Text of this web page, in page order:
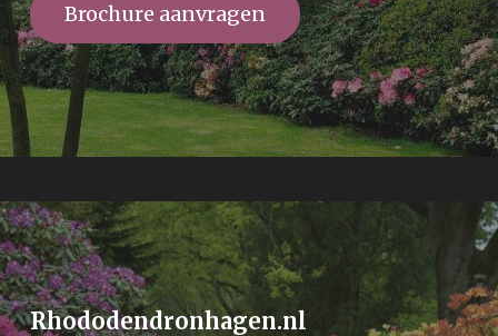
Brochure aanvragen
Rhododendronhagen.nl